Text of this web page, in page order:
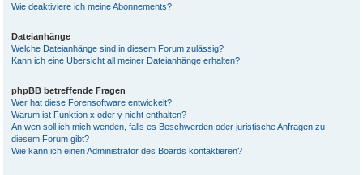
Wie deaktiviere ich meine Abonnements?
Dateianhänge
Welche Dateianhänge sind in diesem Forum zulässig?
Kann ich eine Übersicht all meiner Dateianhänge erhalten?
phpBB betreffende Fragen
Wer hat diese Forensoftware entwickelt?
Warum ist Funktion x oder y nicht enthalten?
An wen soll ich mich wenden, falls es Beschwerden oder juristische Anfragen zu
diesem Forum gibt?
Wie kann ich einen Administrator des Boards kontaktieren?